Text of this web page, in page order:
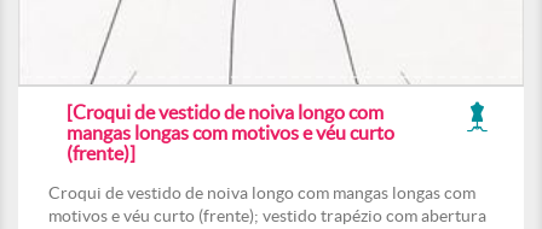
[Croqui de vestido de noiva longo com
mangas longas com motivos e véu curto
(frente)]
Croqui de vestido de noiva longo com mangas longas com
motivos e véu curto (frente); vestido trapézio com abertura